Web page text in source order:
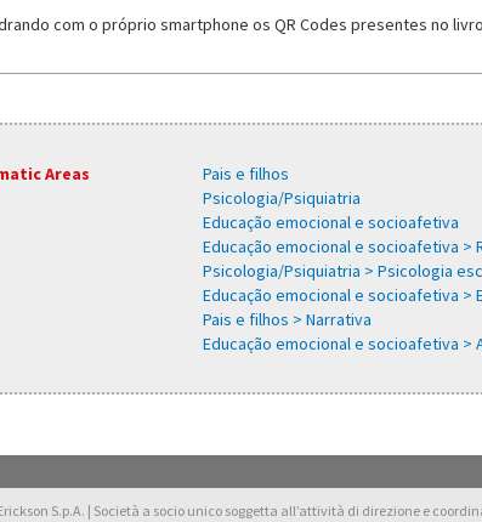
com o próprio smartphone os QR Codes presentes no
Areas
Pais e filhos
Psicologia/Psiquiatria
Educação emocional e socioafetiva
Educação emocional e socioafetiva >
Psicologia/Psiquiatria > Psicologia
Educação emocional e socioafetiva >
Pais e filhos > Narrativa
Educação emocional e socioafetiva >
S.p.A. | Società a socio unico soggetta all’attività di direzione e